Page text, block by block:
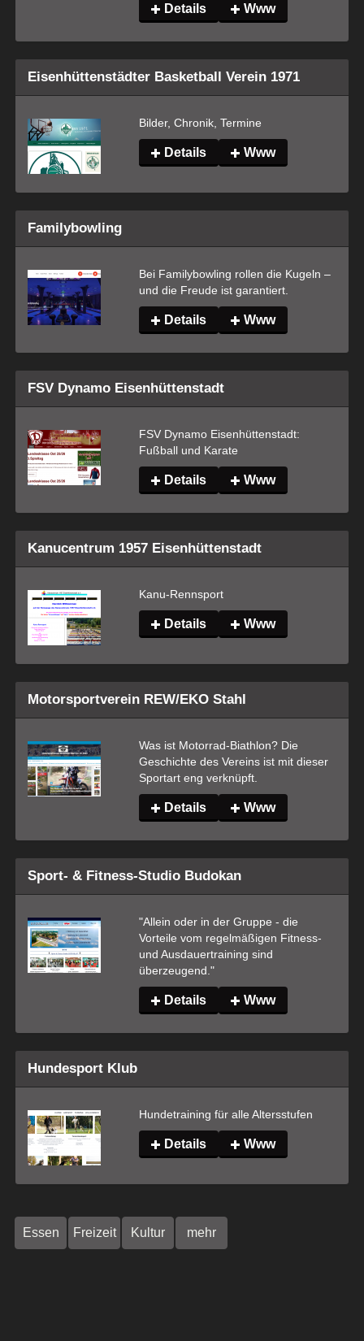
Details Www
Eisenhüttenstädter Basketball Verein 1971
Bilder, Chronik, Termine
Details Www
Familybowling
Bei Familybowling rollen die Kugeln –
und die Freude ist garantiert.
Details Www
FSV Dynamo Eisenhüttenstadt
FSV Dynamo Eisenhüttenstadt:
Fußball und Karate
Details Www
Kanucentrum 1957 Eisenhüttenstadt
Kanu-Rennsport
Details Www
Motorsportverein REW/EKO Stahl
Was ist Motorrad-Biathlon? Die
Geschichte des Vereins ist mit dieser
Sportart eng verknüpft.
Details Www
Sport- & Fitness-Studio Budokan
"Allein oder in der Gruppe - die
Vorteile vom regelmäßigen Fitness-
und Ausdauertraining sind
überzeugend."
Details Www
Hundesport Klub
Hundetraining für alle Altersstufen
Details Www
Essen Freizeit Kultur mehr